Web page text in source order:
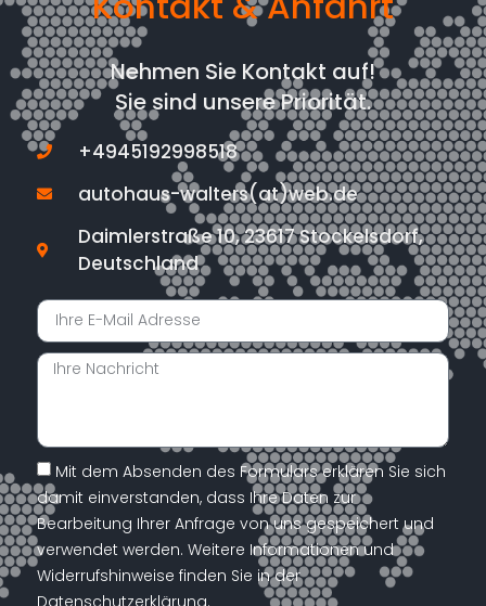
Nehmen Sie Kontakt auf!
Sie sind unsere Priorität.
+4945192998518
autohaus-walters(at)web.de
Daimlerstraße 10, 23617 Stockelsdorf,
Deutschland
Mit dem Absenden des Formulars erklären Sie sich
damit einverstanden, dass Ihre Daten zur
Bearbeitung Ihrer Anfrage von uns gespeichert und
verwendet werden. Weitere Informationen und
Widerrufshinweise finden Sie in der
Datenschutzerklärung.